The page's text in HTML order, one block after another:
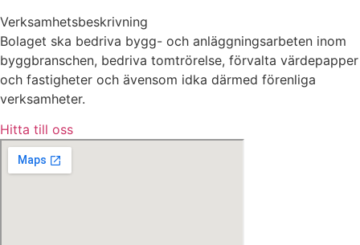
Verksamhetsbeskrivning
Bolaget ska bedriva bygg- och anläggningsarbeten inom
byggbranschen, bedriva tomtrörelse, förvalta värdepapper
och fastigheter och ävensom idka därmed förenliga
verksamheter.
Hitta till oss